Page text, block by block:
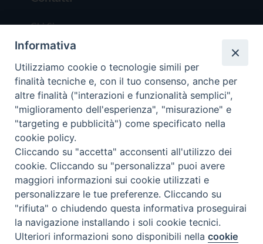
Chi Siamo
Redazione
Scrivici
Copyright © 2019 - Tutti i diritti riservati - Vita
Trentina Editrice
Privacy Policy
Torna
Preferenze Cookie
Informativa
Utilizziamo cookie o tecnologie simili per
finalità tecniche e, con il tuo consenso, anche per
altre finalità ("interazioni e funzionalità semplici",
"miglioramento dell'esperienza", "misurazione" e
"targeting e pubblicità") come specificato nella
cookie policy.
Cliccando su "accetta" acconsenti all'utilizzo dei
cookie. Cliccando su "personalizza" puoi avere
maggiori informazioni sui cookie utilizzati e
personalizzare le tue preferenze. Cliccando su
"rifiuta" o chiudendo questa informativa proseguirai
la navigazione installando i soli cookie tecnici.
Ulteriori informazioni sono disponibili nellacookie